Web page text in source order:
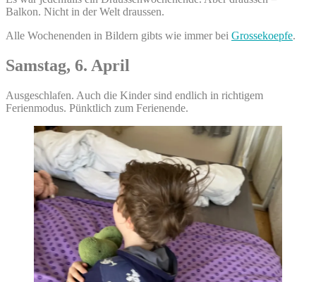
Balkon. Nicht in der Welt draussen.
Alle Wochenenden in Bildern gibts wie immer bei Grossekoepfe.
Samstag, 6. April
Ausgeschlafen. Auch die Kinder sind endlich in richtigem
Ferienmodus. Pünktlich zum Ferienende.